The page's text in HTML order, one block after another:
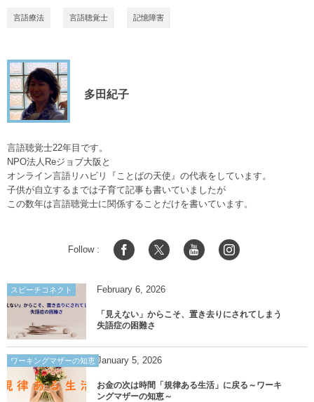
言語療法 言語聴覚士 記憶障害
多田紀子
言語聴覚士22年目です。
NPO法人Reジョブ大阪と
オンライン言語リハビリ『ことばの天使』の代表をしています。
子供が自立するまでは子育て記事も書いていましたが
この数年は言語聴覚士に関係することだけを書いています。
Follow :
スピーチコネクト February 6 2026
「見えない」からこそ、置き去りにされてしまう
失語症の困難さ
ワーキングマザーの知恵 January 5 2026
お金の次は時間「規律ある生活」に戻る～ワーキ
ングマザーの知恵～